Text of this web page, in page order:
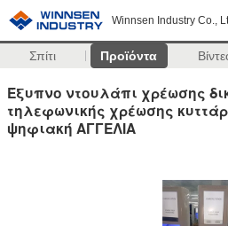
Winnsen Industry Co.,
Σπίτι Προϊόντα
Έξυπνο ντουλάπι χρέωσης
τηλεφωνικής χρέωσης
ψηφιακή ΑΓΓΕΛΙΑ